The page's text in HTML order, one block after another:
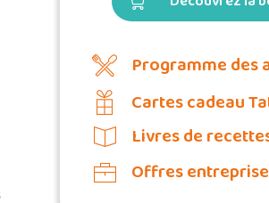
Programme des
Cartes cadeau
Livres de
Offres